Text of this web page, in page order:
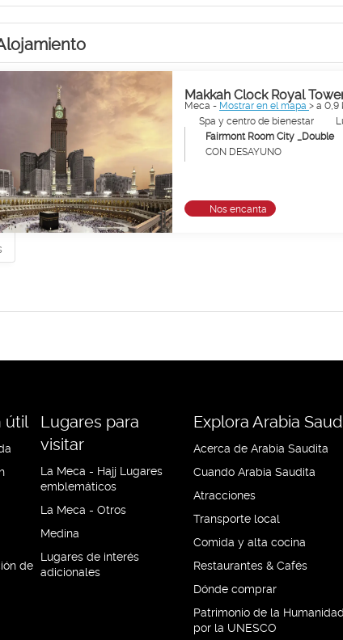
para visitar en La Meca son Mina, la colina de Arafat y
La Meca es uno de los lugares más espirituales de la Tierra.
Makkah Clock Royal
Meca - Mostrar en el mapa > a 0,9
Spa y centro de bienestar
Fairmont Room City _Double
CON DESAYUNO
Nos encanta
útil
de
Lugares para
visitar
La Meca - Hajj Lugares
emblemáticos
La Meca - Otros
Medina
Lugares de interés
adicionales
Explora Arabia
Acerca de Arabia Saudita
Cuando Arabia Saudita
Atracciones
Transporte local
Comida y alta cocina
Restaurantes & Cafés
Dónde comprar
Patrimonio de la Humanidad
por la UNESCO